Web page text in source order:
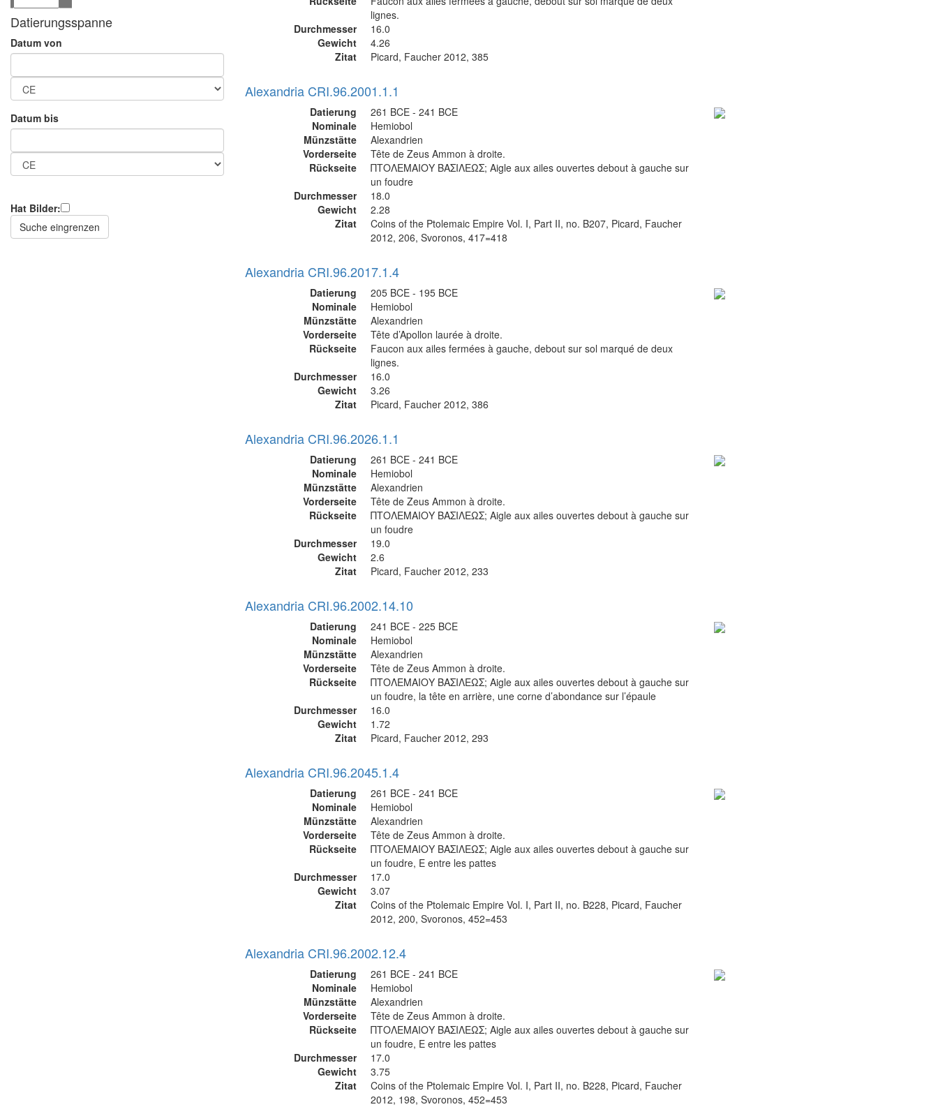
lignes.
Durchmesser
16.0
Gewicht
4.26
Zitat
Picard, Faucher 2012, 385
Alexandria CRI.96.2001.1.1
Datierung
261 BCE - 241 BCE
Nominale
Hemiobol
Münzstätte
Alexandrien
Vorderseite
Tête de Zeus Ammon à droite.
Rückseite
ΠΤΟΛΕΜΑΙΟΥ ΒΑΣΙΛΕΩΣ; Aigle aux ailes ouvertes debout à gauche sur
un foudre
Durchmesser
18.0
Gewicht
2.28
Zitat
Coins of the Ptolemaic Empire Vol. I, Part II, no. B207, Picard, Faucher
2012, 206, Svoronos, 417=418
Alexandria CRI.96.2017.1.4
Datierung
205 BCE - 195 BCE
Nominale
Hemiobol
Münzstätte
Alexandrien
Vorderseite
Tête d’Apollon laurée à droite.
Rückseite
Faucon aux ailes fermées à gauche, debout sur sol marqué de deux
lignes.
Durchmesser
16.0
Gewicht
3.26
Zitat
Picard, Faucher 2012, 386
Alexandria CRI.96.2026.1.1
Datierung
261 BCE - 241 BCE
Nominale
Hemiobol
Münzstätte
Alexandrien
Vorderseite
Tête de Zeus Ammon à droite.
Rückseite
ΠΤΟΛΕΜΑΙΟΥ ΒΑΣΙΛΕΩΣ; Aigle aux ailes ouvertes debout à gauche sur
un foudre
Durchmesser
19.0
Gewicht
2.6
Zitat
Picard, Faucher 2012, 233
Alexandria CRI.96.2002.14.10
Datierung
241 BCE - 225 BCE
Nominale
Hemiobol
Münzstätte
Alexandrien
Vorderseite
Tête de Zeus Ammon à droite.
Rückseite
ΠΤΟΛΕΜΑΙΟΥ ΒΑΣΙΛΕΩΣ; Aigle aux ailes ouvertes debout à gauche sur
un foudre, la tête en arrière, une corne d’abondance sur l’épaule
Durchmesser
16.0
Gewicht
1.72
Zitat
Picard, Faucher 2012, 293
Alexandria CRI.96.2045.1.4
Datierung
261 BCE - 241 BCE
Nominale
Hemiobol
Münzstätte
Alexandrien
Vorderseite
Tête de Zeus Ammon à droite.
Rückseite
ΠΤΟΛΕΜΑΙΟΥ ΒΑΣΙΛΕΩΣ; Aigle aux ailes ouvertes debout à gauche sur
un foudre, E entre les pattes
Durchmesser
17.0
Gewicht
3.07
Zitat
Coins of the Ptolemaic Empire Vol. I, Part II, no. B228, Picard, Faucher
2012, 200, Svoronos, 452=453
Alexandria CRI.96.2002.12.4
Datierung
261 BCE - 241 BCE
Nominale
Hemiobol
Münzstätte
Alexandrien
Vorderseite
Tête de Zeus Ammon à droite.
Rückseite
ΠΤΟΛΕΜΑΙΟΥ ΒΑΣΙΛΕΩΣ; Aigle aux ailes ouvertes debout à gauche sur
un foudre, E entre les pattes
Durchmesser
17.0
Gewicht
3.75
Zitat
Coins of the Ptolemaic Empire Vol. I, Part II, no. B228, Picard, Faucher
2012, 198, Svoronos, 452=453
Datierungsspanne
Datum von
Datum bis
Hat Bilder: